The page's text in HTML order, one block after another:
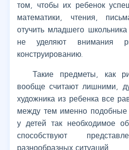
том, чтобы их ребенок
математики, чтения,
отучить младшего
не уделяют внимания
конструированию.
Такие предметы, как
вообще считают лишними,
художника из ребенка все
между тем именно подобные
у детей так необходимое
способствуют
разнообразных ситуаций.